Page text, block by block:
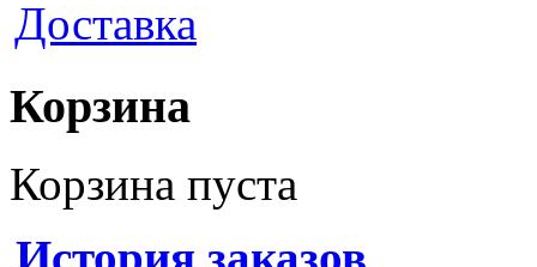
Доставка
Корзина
Корзина пуста
История заказов